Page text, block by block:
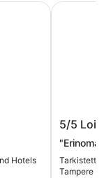
Hotels
5/5
Tarkistettu
Tampere
Scandic